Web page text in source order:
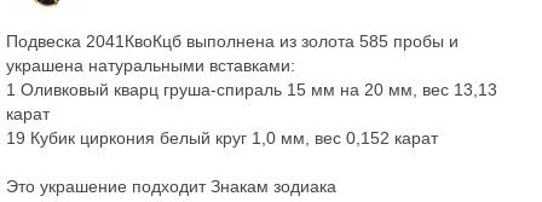
Подвеска 2041КвоКцб выполнена из золота 585 пробы и
украшена натуральными вставками:
1 Оливковый кварц груша-спираль 15 мм на 20 мм, вес 13,13
карат
19 Кубик циркония белый круг 1,0 мм, вес 0,152 карат
Это украшение подходит Знакам зодиака